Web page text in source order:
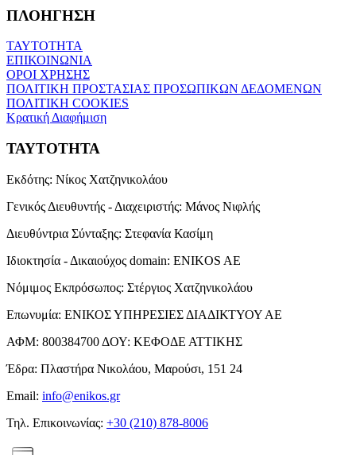
ΠΛΟΗΓΗΣΗ
ΤΑΥΤΟΤΗΤΑ
ΕΠΙΚΟΙΝΩΝΙΑ
ΟΡΟΙ ΧΡΗΣΗΣ
ΠΟΛΙΤΙΚΗ ΠΡΟΣΤΑΣΙΑΣ ΠΡΟΣΩΠΙΚΩΝ ΔΕΔΟΜΕΝΩΝ
ΠΟΛΙΤΙΚΗ COOKIES
Κρατική Διαφήμιση
ΤΑΥΤΟΤΗΤΑ
Εκδότης: Νίκος Χατζηνικολάου
Γενικός Διευθυντής - Διαχειριστής: Μάνος Νιφλής
Διευθύντρια Σύνταξης: Στεφανία Κασίμη
Ιδιοκτησία - Δικαιούχος domain: ENIKOS AE
Νόμιμος Εκπρόσωπος: Στέργιος Χατζηνικολάου
Επωνυμία: ΕΝΙΚΟΣ ΥΠΗΡΕΣΙΕΣ ΔΙΑΔΙΚΤΥΟΥ ΑΕ
ΑΦΜ: 800384700 ΔΟΥ: ΚΕΦΟΔΕ ΑΤΤΙΚΗΣ
Έδρα: Πλαστήρα Νικολάου, Μαρούσι, 151 24
Email: info@enikos.gr
Τηλ. Επικοινωνίας: +30 (210) 878-8006